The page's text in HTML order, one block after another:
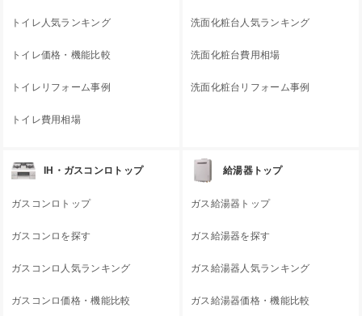
トイレ人気ランキング
トイレ価格・機能比較
トイレリフォーム事例
トイレ費用相場
洗面化粧台人気ランキング
洗面化粧台費用相場
洗面化粧台リフォーム事例
IH・ガスコンロトップ
ガスコンロトップ
ガスコンロを探す
ガスコンロ人気ランキング
ガスコンロ価格・機能比較
給湯器トップ
ガス給湯器トップ
ガス給湯器を探す
ガス給湯器人気ランキング
ガス給湯器価格・機能比較